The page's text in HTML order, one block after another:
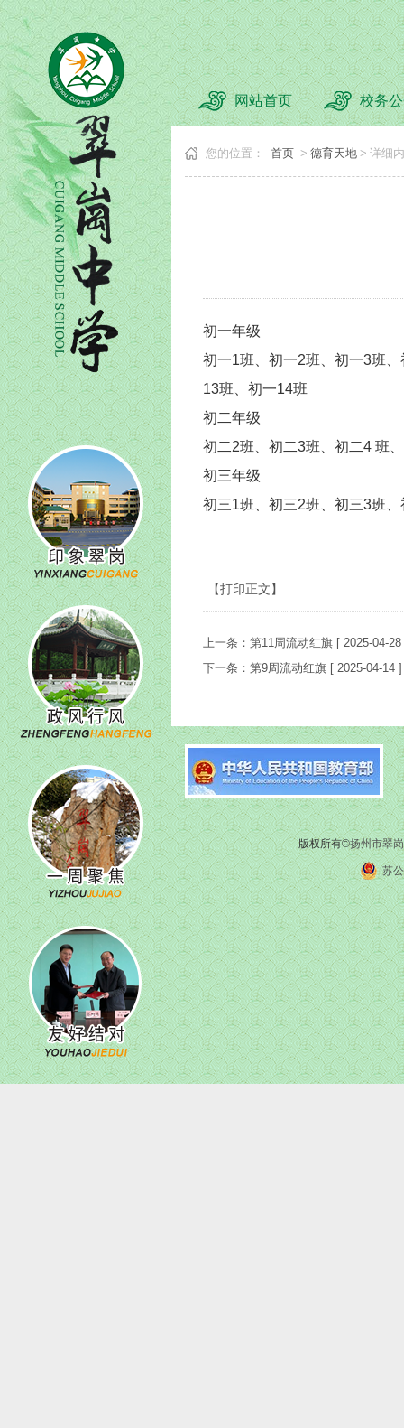
网站首页 校务
您的位置： 首页 > 德育天地 > 详细
初一年级
初一1班、初一2班、初一3班
13班、初一14班
初二年级
初二2班、初二3班、初二4 班
初三年级
初三1班、初三2班、初三3班
【打印正文】
上一条： 第11周流动红旗 [ 2025-04-
下一条： 第9周流动红旗 [ 2025-04-14 ]
版权所有©扬州市翠
苏